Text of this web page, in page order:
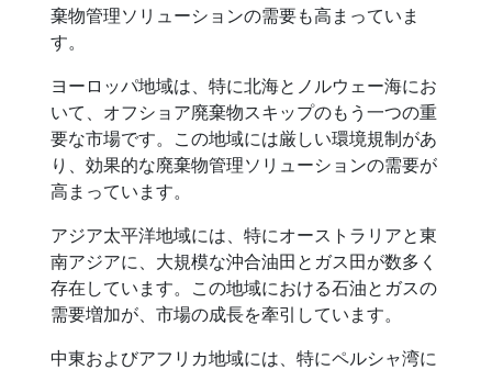
棄物管理ソリューションの需要も高まっていま
す。
ヨーロッパ地域は、特に北海とノルウェー海にお
いて、オフショア廃棄物スキップのもう一つの重
要な市場です。この地域には厳しい環境規制があ
り、効果的な廃棄物管理ソリューションの需要が
高まっています。
アジア太平洋地域には、特にオーストラリアと東
南アジアに、大規模な沖合油田とガス田が数多く
存在しています。この地域における石油とガスの
需要増加が、市場の成長を牽引しています。
中東およびアフリカ地域には、特にペルシャ湾に